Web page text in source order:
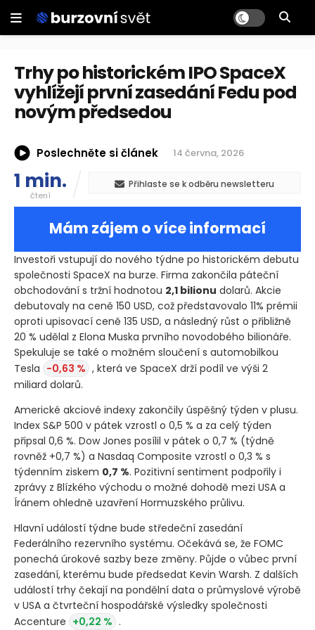
Trhy po historickém IPO SpaceX
vyhlížejí první zasedání Fedu pod
novým předsedou
Poslechněte si článek 14 června, 2026
1 min.
čtení
Přihlaste se k odběru newsletteru
Mám zájem o více informací
Investoři vstupují do nového týdne po historickém debutu
společnosti SpaceX na burze. Firma zakončila páteční
obchodování s tržní hodnotou 2,1 bilionu dolarů. Akcie
debutovaly na ceně 150 USD, což představovalo 11% prémii
oproti upisovací ceně 135 USD, a následný růst o přibližně
20 % udělal z Elona Muska prvního novodobého bilionáře.
Spekuluje se také o možném sloučení s automobilkou
Tesla -0,63 % , která ve SpaceX drží podíl ve výši 2
miliard dolarů.
Americké akciové indexy zakončily úspěšný týden v plusu.
Index S&P 500 v pátek vzrostl o 0,5 % a za celý týden
připsal 0,6 %. Dow Jones posílil v pátek o 0,7 % (týdně
rovněž +0,7 %) a Nasdaq Composite vzrostl o 0,3 % s
týdenním ziskem 0,7 %. Pozitivní sentiment podpořily i
zprávy z Blízkého východu o možné dohodě mezi USA a
Íránem ohledně uzavření Hormuzského průlivu.
Hlavní událostí týdne bude středeční zasedání
Federálního rezervního systému. Očekává se, že FOMC
ponechá úrokové sazby beze změny. Půjde o vůbec první
zasedání, kterému bude předsedat Kevin Warsh. Z dalších
událostí trhy čekají na pondělní data o průmyslové výrobě
v USA a čtvrteční hospodářské výsledky společnosti
Accenture +0,22 % .